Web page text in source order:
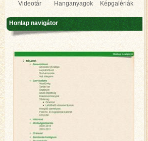
Videotár Hanganyagok Képgalériák
Honlap navigátor